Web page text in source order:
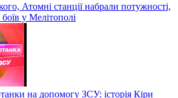
Атомні станції набрали потужності,
у Мелітополі
на допомогу ЗСУ: історія Кіри